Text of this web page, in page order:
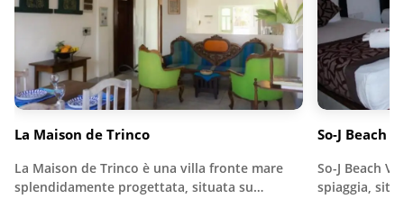
La Maison de Trinco
La Maison de Trinco è una villa fronte mare
splendidamente progettata, situata su…
So-J Beach
So-J Beach
spiaggia,